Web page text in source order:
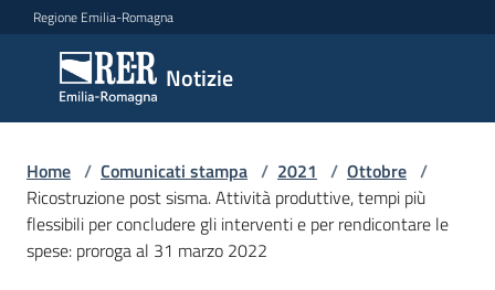
Vai al contenuto
Vai alla navigazione
Vai al footer
Regione Emilia-Romagna
Notizie
Notizie
Comunicati
stampa
Menu selezionato
Cerca
Home / Comunicati stampa / 2021 / Ottobre /
Ricostruzione post sisma. Attività produttive, tempi più
flessibili per concludere gli interventi e per rendicontare le
spese: proroga al 31 marzo 2022